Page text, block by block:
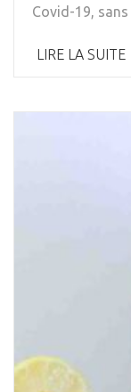
Covid-19,
LIRE LA SUITE